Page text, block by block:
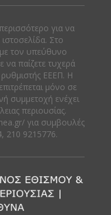
για να
Στο
τον υπεύθυνο
να παίζετε τυχερά
ρυθμιστής ΕΕΕΠ. Η
μόνο σε
συμμετοχή ενέχει
περιουσίας.
για συμβουλές
210 9215776.